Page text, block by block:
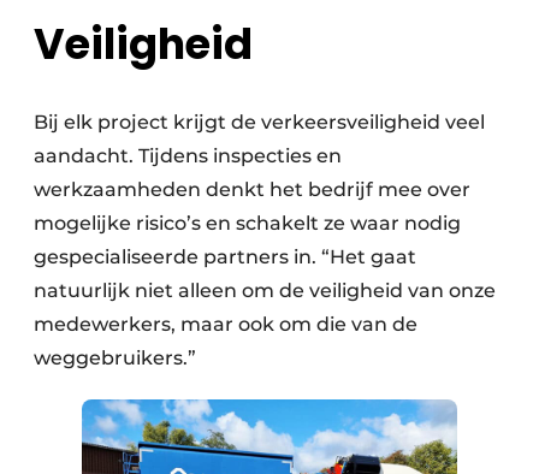
Veiligheid
Bij elk project krijgt de verkeersveiligheid veel
aandacht. Tijdens inspecties en
werkzaamheden denkt het bedrijf mee over
mogelijke risico’s en schakelt ze waar nodig
gespecialiseerde partners in. “Het gaat
natuurlijk niet alleen om de veiligheid van onze
medewerkers, maar ook om die van de
weggebruikers.”